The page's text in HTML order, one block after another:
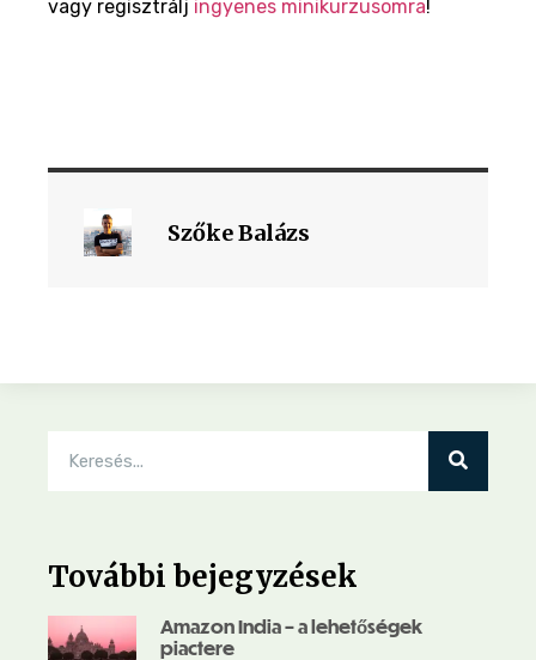
vagy regisztrálj ingyenes minikurzusomra!
Szőke Balázs
További bejegyzések
Amazon India – a lehetőségek
piactere